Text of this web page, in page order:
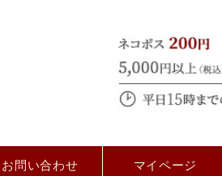
お問い合わせ マイページ